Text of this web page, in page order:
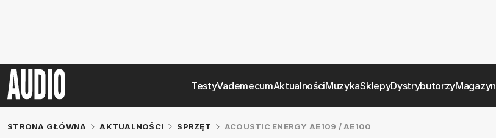
TestyVademecumAktualnościMuzykaSklepyDystrybutorzyMagazyn
STRONA GŁÓWNA AKTUALNOŚCI SPRZĘT ACOUSTIC ENERGY AE109 / AE100